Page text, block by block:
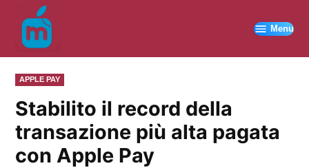
contenuto
Menu
PUBBLICATO
IN
APPLE PAY
Stabilito il record della
transazione più alta pagata
con Apple Pay